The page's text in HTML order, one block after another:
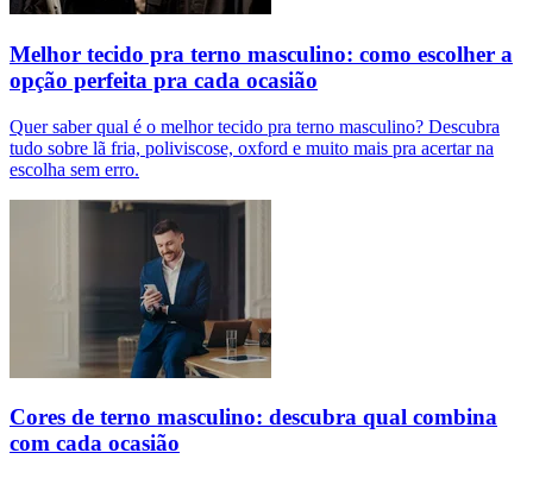
Melhor tecido pra terno masculino: como escolher a
opção perfeita pra cada ocasião
Quer saber qual é o melhor tecido pra terno masculino? Descubra
tudo sobre lã fria, poliviscose, oxford e muito mais pra acertar na
escolha sem erro.
Cores de terno masculino: descubra qual combina
com cada ocasião